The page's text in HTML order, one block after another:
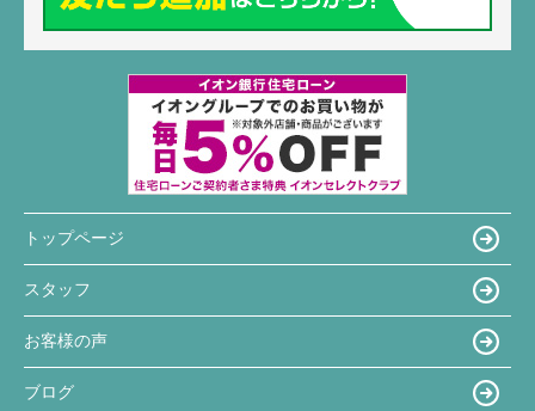
トップページ
スタッフ
お客様の声
ブログ